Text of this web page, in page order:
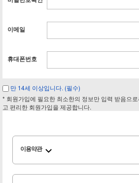
이메일
휴대폰번호
만 14세 이상입니다. (필수)
* 회원가입에 필요한 최소한의 정보만 입력 받음으
고 편리한 회원가입을 제공합니다.
이용약관